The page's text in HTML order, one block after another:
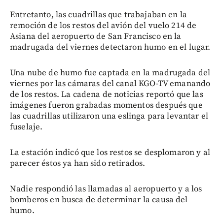
Entretanto, las cuadrillas que trabajaban en la
remoción de los restos del avión del vuelo 214 de
Asiana del aeropuerto de San Francisco en la
madrugada del viernes detectaron humo en el lugar.
Una nube de humo fue captada en la madrugada del
viernes por las cámaras del canal KGO-TV emanando
de los restos. La cadena de noticias reportó que las
imágenes fueron grabadas momentos después que
las cuadrillas utilizaron una eslinga para levantar el
fuselaje.
La estación indicó que los restos se desplomaron y al
parecer éstos ya han sido retirados.
Nadie respondió las llamadas al aeropuerto y a los
bomberos en busca de determinar la causa del
humo.